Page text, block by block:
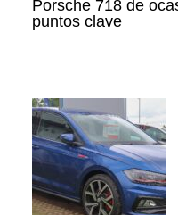
Porsche 718 de
puntos clave